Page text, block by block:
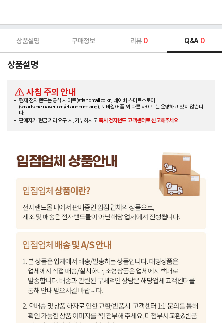
상품설명 구매정보 리뷰 0 Q&A 0
상품설명
사칭 주의 안내
현재 전자랜드는 공식 사이트(etlandmall.co.kr), 네이버 스마트스토어
(smartstore.naver.com/etlandpriceking), 모바일 어플 외 다른 사이트는 운영하고 있지 않습니
다.
판매자가 현금 거래 요구 시, 거부하시고즉시 전자랜드 고객센터로 신고해주세요.